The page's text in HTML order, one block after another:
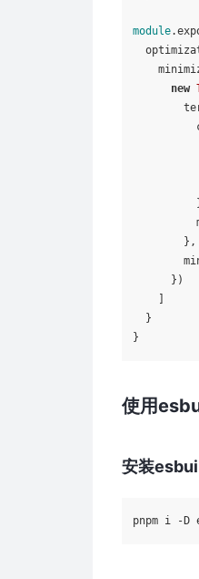
module.
new
        },
      })
    ]
  }
使用
安装